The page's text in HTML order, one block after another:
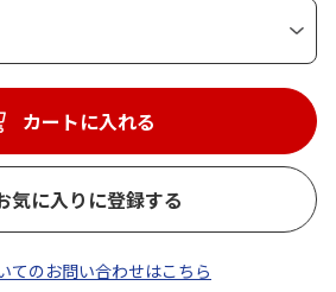
カートに入れる
気に入りに登録する
てのお問い合わせはこちら